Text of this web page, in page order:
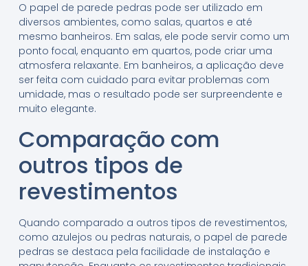
O papel de parede pedras pode ser utilizado em
diversos ambientes, como salas, quartos e até
mesmo banheiros. Em salas, ele pode servir como um
ponto focal, enquanto em quartos, pode criar uma
atmosfera relaxante. Em banheiros, a aplicação deve
ser feita com cuidado para evitar problemas com
umidade, mas o resultado pode ser surpreendente e
muito elegante.
Comparação com
outros tipos de
revestimentos
Quando comparado a outros tipos de revestimentos,
como azulejos ou pedras naturais, o papel de parede
pedras se destaca pela facilidade de instalação e